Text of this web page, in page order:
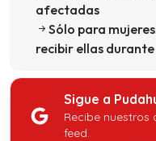
afectadas
Sólo para
recibir ellas
Sigue a
Recibe
feed.